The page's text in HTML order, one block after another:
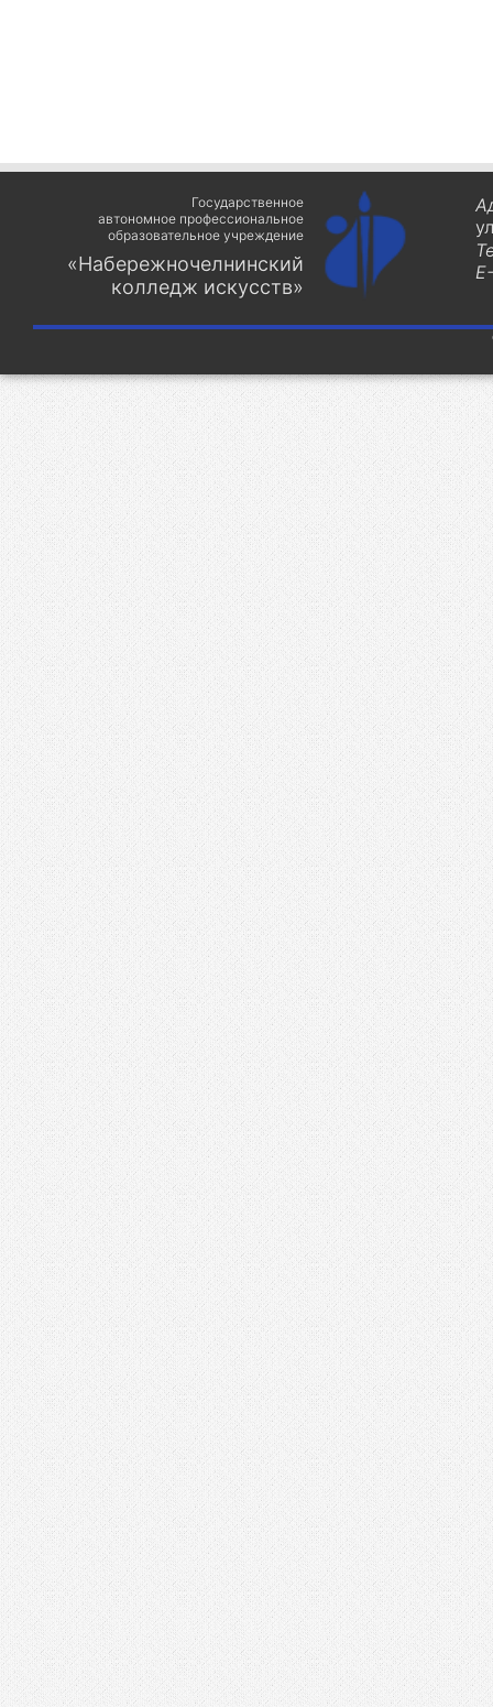
Государственное
автономное профессиональное
образовательное учреждение
«Набережночелнинский
колледж искусств»